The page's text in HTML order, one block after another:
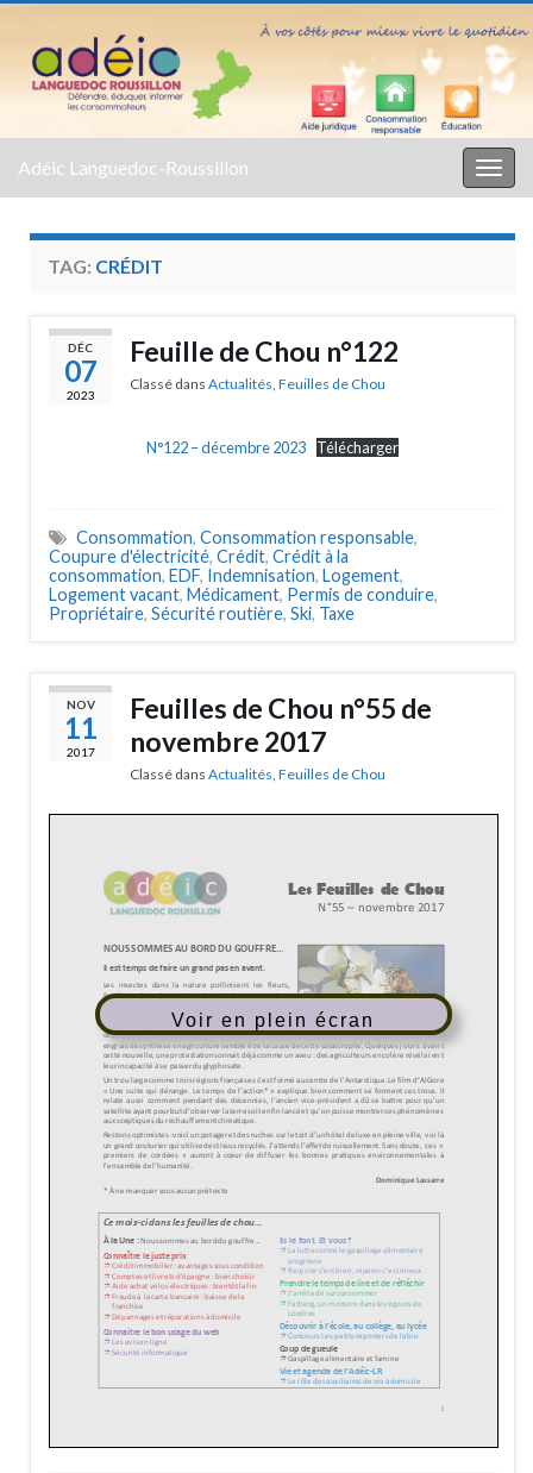
Adéic Languedoc-Roussillon
TAG: CRÉDIT
DÉC
07
2023
Feuille de Chou n°122
Classé dans Actualités, Feuilles de Chou
N°122 – décembre 2023 Télécharger
Consommation, Consommation responsable,
Coupure d'électricité, Crédit, Crédit à la
consommation, EDF, Indemnisation, Logement,
Logement vacant, Médicament, Permis de conduire,
Propriétaire, Sécurité routière, Ski, Taxe
NOV
11
2017
Feuilles de Chou n°55 de
novembre 2017
Classé dans Actualités Feuilles de Chou
Voir en plein écran